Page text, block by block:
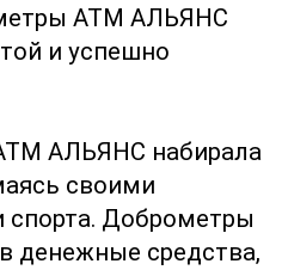
АТМ АЛЬЯНС
и успешно
АЛЬЯНС набирала
своими
Доброметры
денежные средства,